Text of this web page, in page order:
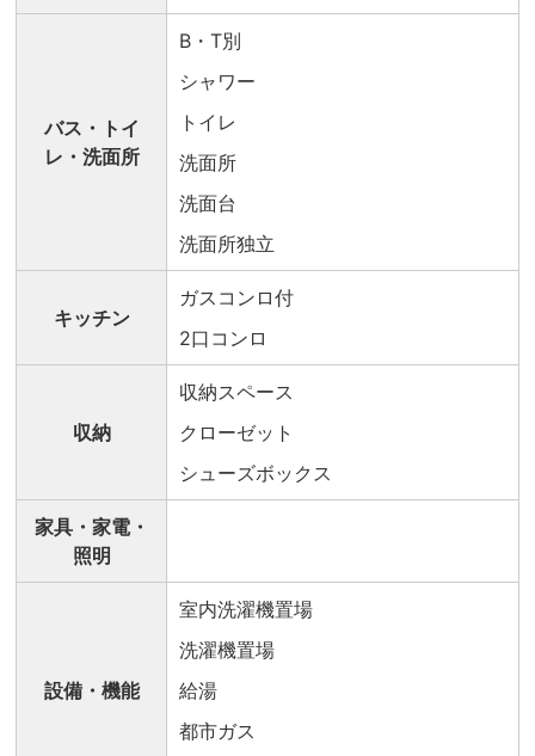
バス・トイ
レ・洗面所
B・T別
シャワー
トイレ
洗面所
洗面台
洗面所独立
キッチン
ガスコンロ付
2口コンロ
収納
収納スペース
クローゼット
シューズボックス
家具・家電・
照明
設備・機能
室内洗濯機置場
洗濯機置場
給湯
都市ガス